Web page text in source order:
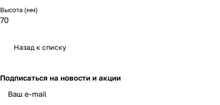
Высота (мм)
70
Назад к списку
Подписаться на новости и акции